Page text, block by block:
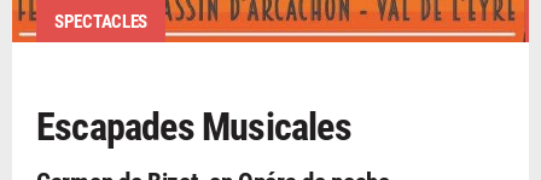
SPECTACLES
Escapades Musicales